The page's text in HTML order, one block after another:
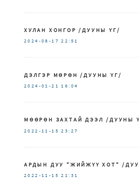
ХУЛАН ХОНГОР /ДУУНЫ ҮГ/
2024-08-17 22:51
ДЭЛГЭР МӨРӨН /ДУУНЫ ҮГ/
2024-01-21 16:04
МӨӨРӨН ЗАХТАЙ ДЭЭЛ /ДУУНЫ
2022-11-15 23:27
АРДЫН ДУУ "ЖИЙЖҮҮ ХОТ" /
2022-11-15 21:31